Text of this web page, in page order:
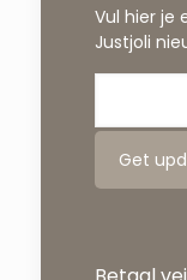
Vul hier je
Justjoli